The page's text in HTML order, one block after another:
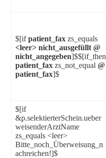
$[ifpatient_fax zs_equals
<leer> nicht_ausgefüllt @
nicht_angegeben]$$[if_then
patient_fax zs_not_equal @
patient_fax]$
$[if
&p.selektierterSchein.ueber
weisenderArztName
zs_equals <leer>
Bitte_noch_Überweisung_n
achreichen!]$